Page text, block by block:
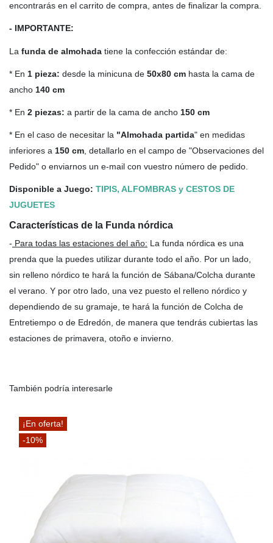
encontrarás en el carrito de compra, antes de finalizar la compra.
- IMPORTANTE:
La funda de almohada tiene la confección estándar de:
* En 1 pieza: desde la minicuna de 50x80 cm hasta la cama de
ancho 140 cm
* En 2 piezas: a partir de la cama de ancho 150 cm
* En el caso de necesitar la "Almohada partida" en medidas
inferiores a 150 cm, detallarlo en el campo de "Observaciones del
Pedido" o enviarnos un e-mail con vuestro número de pedido.
Disponible a Juego: TIPIS, ALFOMBRAS y CESTOS DE
JUGUETES
Características de la Funda nórdica
- Para todas las estaciones del año: La funda nórdica es una
prenda que la puedes utilizar durante todo el año. Por un lado,
sin relleno nórdico te hará la función de Sábana/Colcha durante
el verano. Y por otro lado, una vez puesto el relleno nórdico y
dependiendo de su gramaje, te hará la función de Colcha de
Entretiempo o de Edredón, de manera que tendrás cubiertas las
estaciones de primavera, otoño e invierno.
También podría interesarle
¡En oferta!
-10%